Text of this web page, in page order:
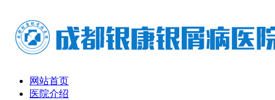
网站首页
医院介绍